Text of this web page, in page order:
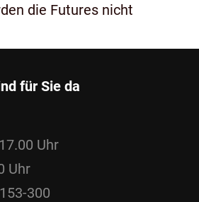
die Futures nicht
für Sie da
Uhr
Uhr
300